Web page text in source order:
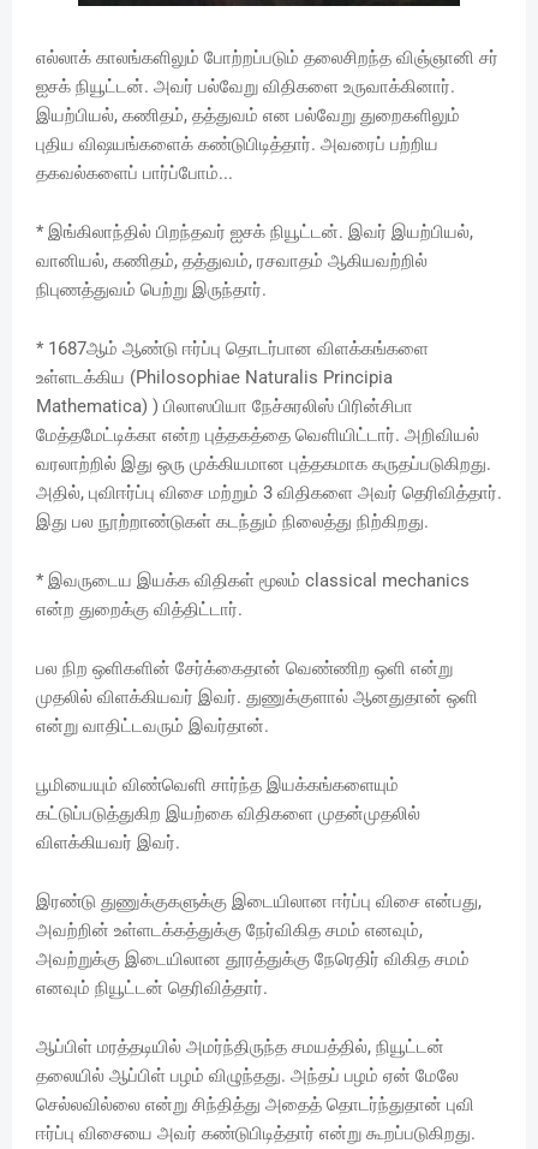
எல்லாக் காலங்களிலும் போற்றப்படும் தலைசிறந்த விஞ்ஞானி சர்
ஐசக் நியூட்டன். அவர் பல்வேறு விதிகளை உருவாக்கினார்.
இயற்பியல், கணிதம், தத்துவம் என பல்வேறு துறைகளிலும்
புதிய விஷயங்களைக் கண்டுபிடித்தார். அவரைப் பற்றிய
தகவல்களைப் பார்ப்போம்...
* இங்கிலாந்தில் பிறந்தவர் ஐசக் நியூட்டன். இவர் இயற்பியல்,
வானியல், கணிதம், தத்துவம், ரசவாதம் ஆகியவற்றில்
நிபுணத்துவம் பெற்று இருந்தார்.
* 1687ஆம் ஆண்டு ஈர்ப்பு தொடர்பான விளக்கங்களை
உள்ளடக்கிய (Philosophiae Naturalis Principia
Mathematica) ) பிலாஸபியா நேச்சுரலிஸ் பிரின்சிபா
மேத்தமேட்டிக்கா என்ற புத்தகத்தை வெளியிட்டார். அறிவியல்
வரலாற்றில் இது ஒரு முக்கியமான புத்தகமாக கருதப்படுகிறது.
அதில், புவிஈர்ப்பு விசை மற்றும் 3 விதிகளை அவர் தெரிவித்தார்.
இது பல நூற்றாண்டுகள் கடந்தும் நிலைத்து நிற்கிறது.
* இவருடைய இயக்க விதிகள் மூலம் classical mechanics
என்ற துறைக்கு வித்திட்டார்.
பல நிற ஒளிகளின் சேர்க்கைதான் வெண்ணிற ஒளி என்று
முதலில் விளக்கியவர் இவர். துணுக்குளால் ஆனதுதான் ஒளி
என்று வாதிட்டவரும் இவர்தான்.
பூமியையும் விண்வெளி சார்ந்த இயக்கங்களையும்
கட்டுப்படுத்துகிற இயற்கை விதிகளை முதன்முதலில்
விளக்கியவர் இவர்.
இரண்டு துணுக்குகளுக்கு இடையிலான ஈர்ப்பு விசை என்பது,
அவற்றின் உள்ளடக்கத்துக்கு நேர்விகித சமம் எனவும்,
அவற்றுக்கு இடையிலான தூரத்துக்கு நேரெதிர் விகித சமம்
எனவும் நியூட்டன் தெரிவித்தார்.
ஆப்பிள் மரத்தடியில் அமர்ந்திருந்த சமயத்தில், நியூட்டன்
தலையில் ஆப்பிள் பழம் விழுந்தது. அந்தப் பழம் ஏன் மேலே
செல்லவில்லை என்று சிந்தித்து அதைத் தொடர்ந்துதான் புவி
ஈர்ப்பு விசையை அவர் கண்டுபிடித்தார் என்று கூறப்படுகிறது.